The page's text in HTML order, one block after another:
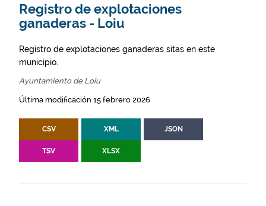
Registro de explotaciones
ganaderas - Loiu
Registro de explotaciones ganaderas sitas en este
municipio.
Ayuntamiento de Loiu
Última modificación 15 febrero 2026
CSV XML JSON
TSV XLSX